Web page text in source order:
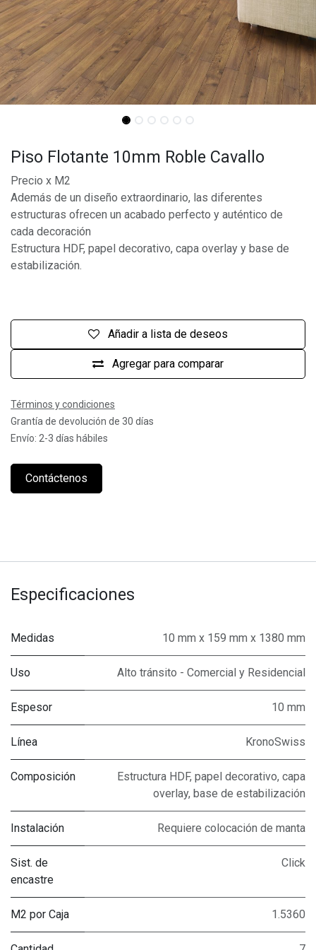
Piso Flotante 10mm Roble Cavallo
Precio x M2
Además de un diseño extraordinario, las diferentes
estructuras ofrecen un acabado perfecto y auténtico de
cada decoración
Estructura HDF, papel decorativo, capa overlay y base de
estabilización.
Agregar para comparar
Añadir a lista de deseos
Términos y condiciones
Grantía de devolución de 30 días
Envío: 2-3 días hábiles
Contáctenos
Especificaciones
Medidas 10 mm x 159 mm x 1380 mm
Uso Alto tránsito - Comercial y Residencial
Espesor 10 mm
Línea KronoSwiss
Composición
Estructura HDF, papel decorativo, capa
overlay, base de estabilización
Instalación Requiere colocación de manta
Sist. de
encastre
Click
M2 por Caja 1.5360